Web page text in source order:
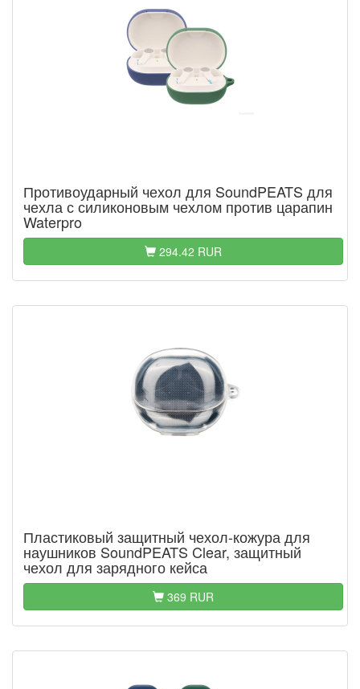
Противоударный чехол для SoundPEATS для
чехла с силиконовым чехлом против царапин
Waterpro
294.42 RUR
Пластиковый защитный чехол-кожура для
наушников SoundPEATS Clear, защитный
чехол для зарядного кейса
369 RUR